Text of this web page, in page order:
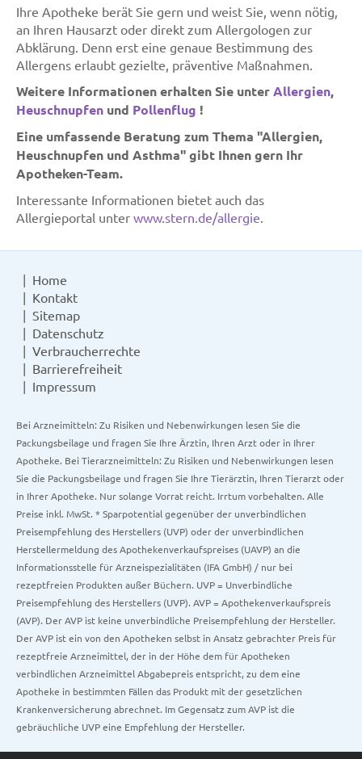
Ihre Apotheke berät Sie gern und weist Sie, wenn nötig,
an Ihren Hausarzt oder direkt zum Allergologen zur
Abklärung. Denn erst eine genaue Bestimmung des
Allergens erlaubt gezielte, präventive Maßnahmen.
Weitere Informationen erhalten Sie unterAllergien,
Heuschnupfen und Pollenflug !
Eine umfassende Beratung zum Thema "Allergien,
Heuschnupfen und Asthma" gibt Ihnen gern Ihr
Apotheken-Team.
Interessante Informationen bietet auch das
Allergieportal unter www.stern.de/allergie.
Home
Kontakt
Sitemap
Datenschutz
Verbraucherrechte
Barrierefreiheit
Impressum
Bei Arzneimitteln: Zu Risiken und Nebenwirkungen lesen Sie die
Packungsbeilage und fragen Sie Ihre Ärztin, Ihren Arzt oder in Ihrer
Apotheke. Bei Tierarzneimitteln: Zu Risiken und Nebenwirkungen lesen
Sie die Packungsbeilage und fragen Sie Ihre Tierärztin, Ihren Tierarzt oder
in Ihrer Apotheke. Nur solange Vorrat reicht. Irrtum vorbehalten. Alle
Preise inkl. MwSt. * Sparpotential gegenüber der unverbindlichen
Preisempfehlung des Herstellers (UVP) oder der unverbindlichen
Herstellermeldung des Apothekenverkaufspreises (UAVP) an die
Informationsstelle für Arzneispezialitäten (IFA GmbH) / nur bei
rezeptfreien Produkten außer Büchern. UVP = Unverbindliche
Preisempfehlung des Herstellers (UVP). AVP = Apothekenverkaufspreis
(AVP). Der AVP ist keine unverbindliche Preisempfehlung der Hersteller.
Der AVP ist ein von den Apotheken selbst in Ansatz gebrachter Preis für
rezeptfreie Arzneimittel, der in der Höhe dem für Apotheken
verbindlichen Arzneimittel Abgabepreis entspricht, zu dem eine
Apotheke in bestimmten Fällen das Produkt mit der gesetzlichen
Krankenversicherung abrechnet. Im Gegensatz zum AVP ist die
gebräuchliche UVP eine Empfehlung der Hersteller.